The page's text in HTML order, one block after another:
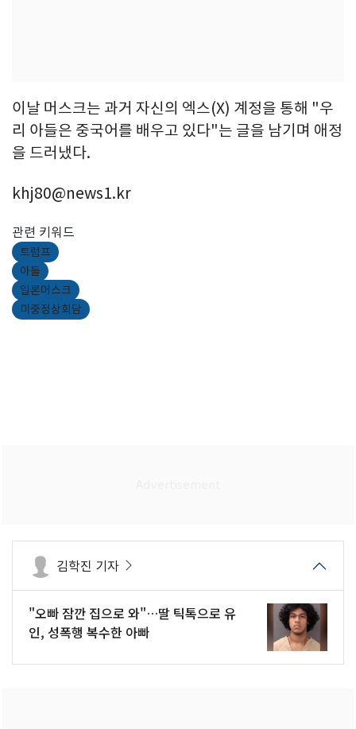
이날 머스크는 과거 자신의 엑스(X) 계정을 통해 "우
리 아들은 중국어를 배우고 있다"는 글을 남기며 애정
을 드러냈다.
khj80@news1.kr
관련 키워드
트럼프
아들
일론머스크
미중정상회담
김학진 기자
"오빠 잠깐 집으로 와"…딸 틱톡으로 유
인, 성폭행 복수한 아빠